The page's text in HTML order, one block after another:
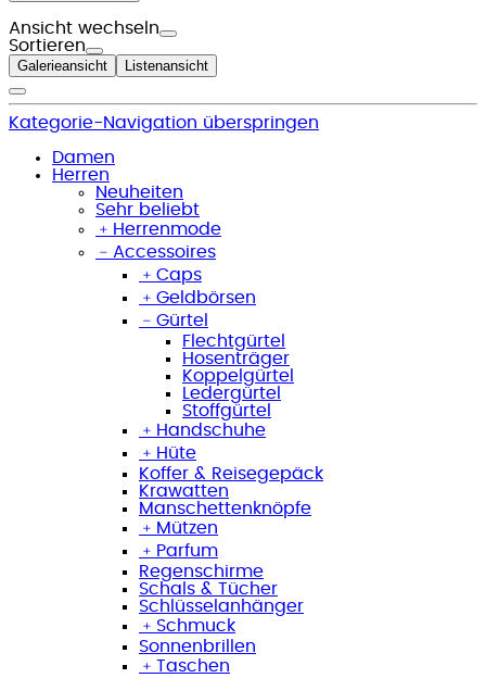
Ansicht wechseln
Sortieren
Galerieansicht Listenansicht
Kategorie-Navigation überspringen
Damen
Herren
Neuheiten
Sehr beliebt
﹢ Herrenmode
﹣ Accessoires
﹢ Caps
﹢ Geldbörsen
﹣ Gürtel
Flechtgürtel
Hosenträger
Koppelgürtel
Ledergürtel
Stoffgürtel
﹢ Handschuhe
﹢ Hüte
Koffer & Reisegepäck
Krawatten
Manschettenknöpfe
﹢ Mützen
﹢ Parfum
Regenschirme
Schals & Tücher
Schlüsselanhänger
﹢ Schmuck
Sonnenbrillen
﹢ Taschen